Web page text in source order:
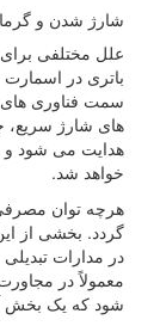
شارژ شدن و گرما
علل مختلفی
باتری در
سمت فناوری های
های شارژ سریع،
هدایت می شود و
خواهد شد.
هرچه توان
گردد. بخشی از
در مدارات
معمولاً در
شود که یک بخش